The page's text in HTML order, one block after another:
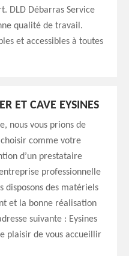
DLD Débarras Service
qualité de travail.
et accessibles à toutes
ET CAVE EYSINES
nous vous prions de
choisir comme votre
d’un prestataire
professionnelle
disposons des matériels
et la bonne réalisation
suivante : Eysines
plaisir de vous accueillir